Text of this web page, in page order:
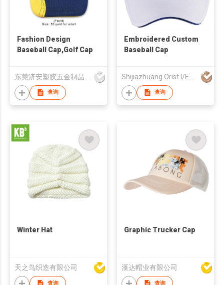
Fashion Design
Baseball Cap,Golf Cap
查询
Embroidered Custom
Baseball Cap
查询
Winter Hat
天之鸟织造有限公司
查询
Graphic Trucker Cap
滙达帽业有限公司
查询